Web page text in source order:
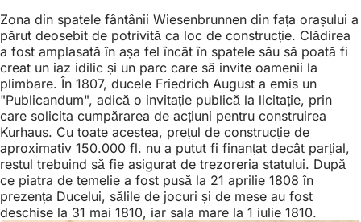
Zona din spatele fântânii Wiesenbrunnen din fața orașului a
părut deosebit de potrivită ca loc de construcție. Clădirea
a fost amplasată în așa fel încât în spatele său să poată fi
creat un iaz idilic și un parc care să invite oamenii la
plimbare. În 1807, ducele Friedrich August a emis un
"Publicandum", adică o invitație publică la licitație, prin
care solicita cumpărarea de acțiuni pentru construirea
Kurhaus. Cu toate acestea, prețul de construcție de
aproximativ 150.000 fl. nu a putut fi finanțat decât parțial,
restul trebuind să fie asigurat de trezoreria statului. După
ce piatra de temelie a fost pusă la 21 aprilie 1808 în
prezența Ducelui, sălile de jocuri și de mese au fost
deschise la 31 mai 1810, iar sala mare la 1 iulie 1810.